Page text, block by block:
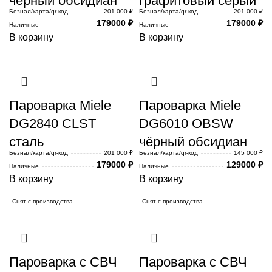
Безнал/карта/qr-код
201 000 ₽
Наличные
179000 ₽
В корзину
Безнал/карта/qr-код
201 000 ₽
Наличные
179000 ₽
В корзину
Пароварка Miele
DG2840 CLST
сталь
Безнал/карта/qr-код
201 000 ₽
Наличные
179000 ₽
В корзину
Пароварка Miele
DG6010 OBSW
чёрный обсидиан
Безнал/карта/qr-код
145 000 ₽
Наличные
129000 ₽
В корзину
Снят с производства
Пароварка с СВЧ
Снят с производства
Пароварка с СВЧ